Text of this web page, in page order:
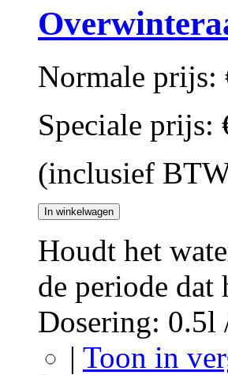
Normale prijs:
Speciale prijs:
(inclusief
In winkelwagen
Houdt het
de periode
Dosering: 0.5l
| Toon in